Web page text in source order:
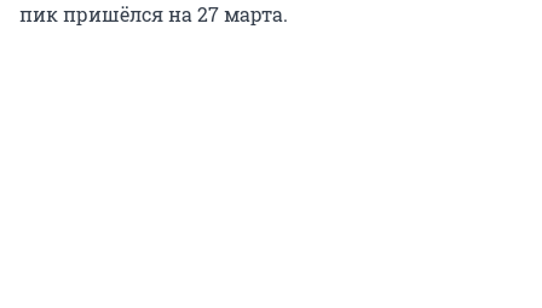
пик пришёлся на 27 марта.